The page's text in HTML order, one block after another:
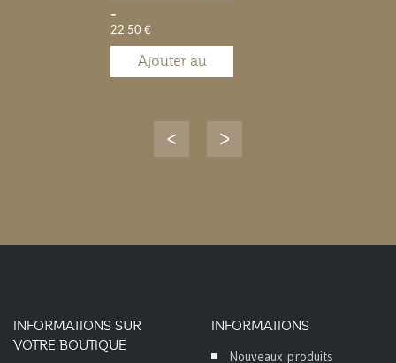
-
22,50 €
Ajouter au
INFORMATIONS SUR
VOTRE BOUTIQUE
INFORMATIONS
Nouveaux produits